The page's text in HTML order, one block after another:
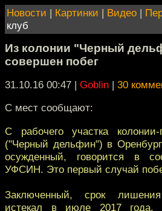
Новости | Картинки | Видео |
клуб
Из колонии "Черный
совершен побег
31.10.16 00:47 | Goblin | 30
С мест сообщают:
С рабочего участка
("Черный дельфин") в
осужденный, говорится в
УФСИН. Это первый случай
Заключенный, срок
истекал в июле 2017 года,